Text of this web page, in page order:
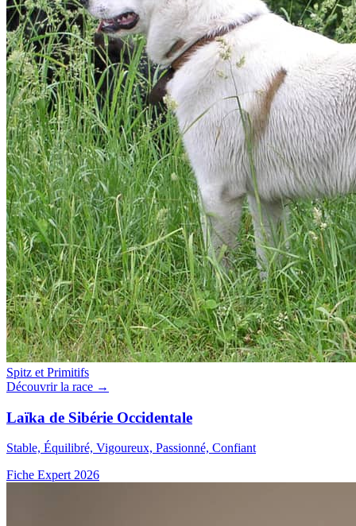
Spitz et Primitifs
Découvrir la race →
Laïka de Sibérie Occidentale
Stable, Équilibré, Vigoureux, Passionné, Confiant
Fiche Expert 2026